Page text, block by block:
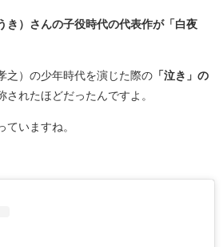
き）さんの子役時代の代表作が「白夜
之）の少年時代を演じた際の 「泣き」の
されたほどだったんですよ。
ていますね。